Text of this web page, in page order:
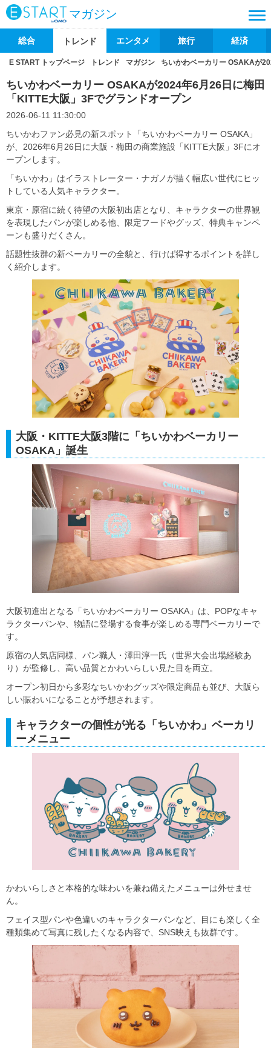
マガジン
総合 トレンド エンタメ 旅行 経済
E START トップページ トレンド マガジン ちいかわベーカリー OSAKAが
ちいかわベーカリー OSAKAが2024年6月26日に梅田
「KITTE大阪」3Fでグランドオープン
2026-06-11 11:30:00
ちいかわファン必見の新スポット「ちいかわベーカリー OSAKA」
が、2026年6月26日に大阪・梅田の商業施設「KITTE大阪」3Fにオ
ープンします。
「ちいかわ」はイラストレーター・ナガノが描く幅広い世代にヒッ
トしている人気キャラクター。
東京・原宿に続く待望の大阪初出店となり、キャラクターの世界観
を表現したパンが楽しめる他、限定フードやグッズ、特典キャンペ
ーンも盛りだくさん。
話題性抜群の新ベーカリーの全貌と、行けば得するポイントを詳し
く紹介します。
大阪・KITTE大阪3階に「ちいかわベーカリー
OSAKA」誕生
大阪初進出となる「ちいかわベーカリー OSAKA」は、POPなキャ
ラクターパンや、物語に登場する食事が楽しめる専門ベーカリーで
す。
原宿の人気店同様、パン職人・澤田淳一氏（世界大会出場経験あ
り）が監修し、高い品質とかわいらしい見た目を両立。
オープン初日から多彩なちいかわグッズや限定商品も並び、大阪ら
しい賑わいになることが予想されます。
キャラクターの個性が光る「ちいかわ」ベーカリ
ーメニュー
かわいらしさと本格的な味わいを兼ね備えたメニューは外せませ
ん。
フェイス型パンや色違いのキャラクターパンなど、目にも楽しく全
種類集めて写真に残したくなる内容で、SNS映えも抜群です。